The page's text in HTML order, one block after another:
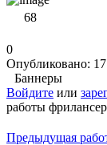
68
0
Опубликовано:
Баннеры
Войдите или
работы
Предыдущая